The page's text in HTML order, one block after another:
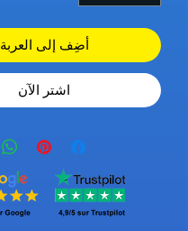
أضِف إلى العربة
اشترِ الآن